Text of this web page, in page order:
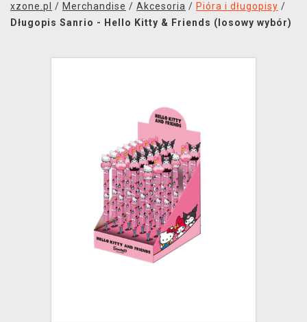
SOUNDTRACKI
xzone.pl / Merchandise / Akcesoria / Pióra i długopisy /
Długopis Sanrio - Hello Kitty & Friends (losowy wybór)